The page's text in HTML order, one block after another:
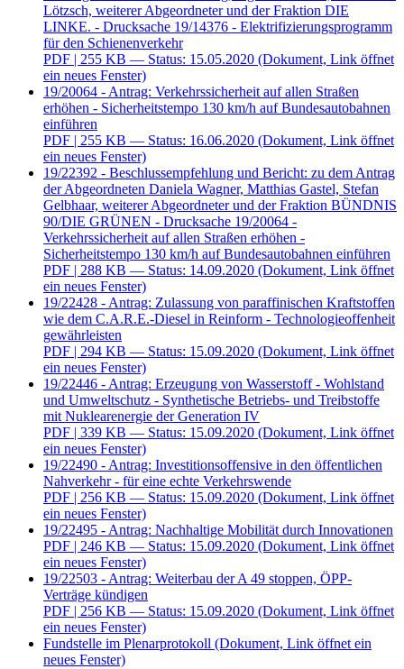
Lötzsch, weiterer Abgeordneter und der Fraktion DIE
LINKE. - Drucksache 19/14376 - Elektrifizierungsprogramm
für den Schienenverkehr
PDF | 255 KB — Status: 15.05.2020 (Dokument, Link öffnet
ein neues Fenster)
19/20064 - Antrag: Verkehrssicherheit auf allen Straßen
erhöhen - Sicherheitstempo 130 km/h auf Bundesautobahnen
einführen
PDF | 255 KB — Status: 16.06.2020 (Dokument, Link öffnet
ein neues Fenster)
19/22392 - Beschlussempfehlung und Bericht: zu dem Antrag
der Abgeordneten Daniela Wagner, Matthias Gastel, Stefan
Gelbhaar, weiterer Abgeordneter und der Fraktion BÜNDNIS
90/DIE GRÜNEN - Drucksache 19/20064 -
Verkehrssicherheit auf allen Straßen erhöhen -
Sicherheitstempo 130 km/h auf Bundesautobahnen einführen
PDF | 288 KB — Status: 14.09.2020 (Dokument, Link öffnet
ein neues Fenster)
19/22428 - Antrag: Zulassung von paraffinischen Kraftstoffen
wie dem C.A.R.E.-Diesel in Reinform - Technologieoffenheit
gewährleisten
PDF | 294 KB — Status: 15.09.2020 (Dokument, Link öffnet
ein neues Fenster)
19/22446 - Antrag: Erzeugung von Wasserstoff - Wohlstand
und Umweltschutz - Synthetische Betriebs- und Treibstoffe
mit Nuklearenergie der Generation IV
PDF | 339 KB — Status: 15.09.2020 (Dokument, Link öffnet
ein neues Fenster)
19/22490 - Antrag: Investitionsoffensive in den öffentlichen
Nahverkehr - für eine echte Verkehrswende
PDF | 256 KB — Status: 15.09.2020 (Dokument, Link öffnet
ein neues Fenster)
19/22495 - Antrag: Nachhaltige Mobilität durch Innovationen
PDF | 246 KB — Status: 15.09.2020 (Dokument, Link öffnet
ein neues Fenster)
19/22503 - Antrag: Weiterbau der A 49 stoppen, ÖPP-
Verträge kündigen
PDF | 256 KB — Status: 15.09.2020 (Dokument, Link öffnet
ein neues Fenster)
Fundstelle im Plenarprotokoll (Dokument, Link öffnet ein
neues Fenster)